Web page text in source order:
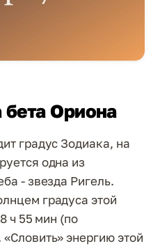
бета Ориона
градус Зодиака, на
одна из
- звезда Ригель.
градуса этой
ч 55 мин (по
энергию этой